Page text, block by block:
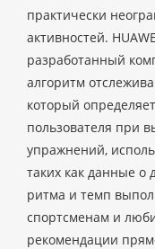
практически
активностей.
разработанный
алгоритм
который
пользователя при
упражнений,
таких как данные о
ритма и темп
спортсменам и
рекомендации